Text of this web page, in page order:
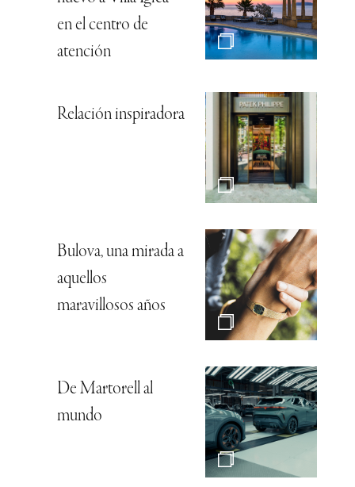
en el centro de
atención
Relación inspiradora
Bulova, una mirada a
aquellos
maravillosos años
De Martorell al
mundo